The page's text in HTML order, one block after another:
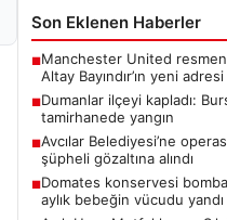
Son Eklenen Haberler
■Manchester United
Altay Bayındır’ın yeni
■Dumanlar ilçeyi kapladı:
tamirhanede yangın
■Avcılar Belediyesi’ne
şüpheli gözaltına alındı
■Domates konservesi
aylık bebeğin vücudu yandı